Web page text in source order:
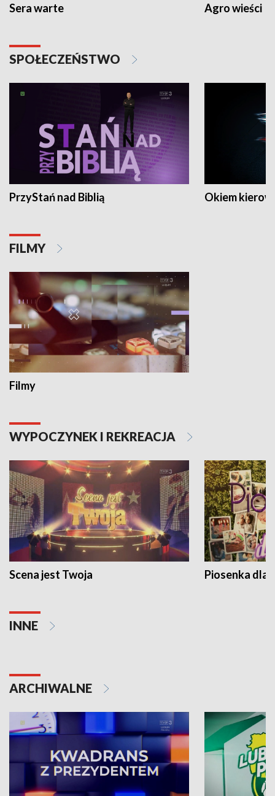
Sera warte Agro wieści
SPOŁECZEŃSTWO
PrzyStań nad Biblią Okiem
FILMY
Filmy
WYPOCZYNEK I REKREACJA
Scena jest Twoja Piosenka dla
INNE
ARCHIWALNE